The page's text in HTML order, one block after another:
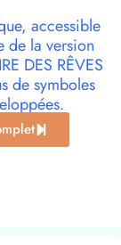
accessible
de la version
DES RÊVES
de symboles